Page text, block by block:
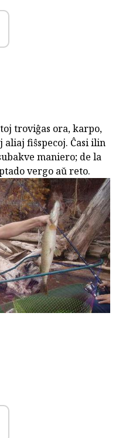
troviĝas ora, karpo,
aliaj fiŝspecoj. Ĉasi ilin
maniero; de la
vergo aŭ reto.